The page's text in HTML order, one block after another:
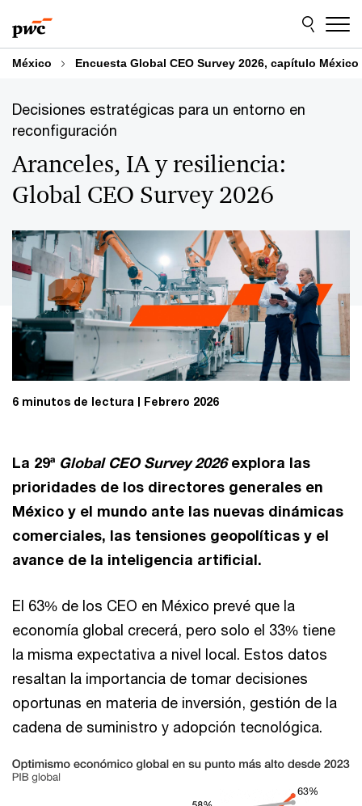
to
content
to
footer
México Encuesta Global CEO Survey 2026, capítulo México
Decisiones estratégicas para un entorno en
reconfiguración
Aranceles, IA y resiliencia:
Global CEO Survey 2026
6 minutos de lectura Febrero 2026
La 29ª Global CEO Survey 2026explora las
prioridades de los directores generales en
México y el mundo ante las nuevas dinámicas
comerciales, las tensiones geopolíticas y el
avance de la inteligencia artificial.
El 63% de los CEO en México prevé que la
economía global crecerá, pero solo el 33% tiene
la misma expectativa a nivel local. Estos datos
resaltan la importancia de tomar decisiones
oportunas en materia de inversión, gestión de la
cadena de suministro y adopción tecnológica.